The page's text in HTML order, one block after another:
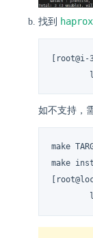
找到
[root@i-
如不支持，
make
make